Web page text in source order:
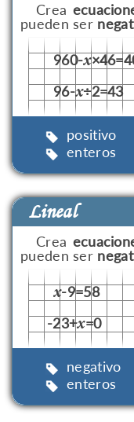
Crea
pueden ser
960-x
96-x÷2=43
positivo
enteros
Lineal
Crea
pueden ser
x-9=58
-23+x=0
negativo
enteros